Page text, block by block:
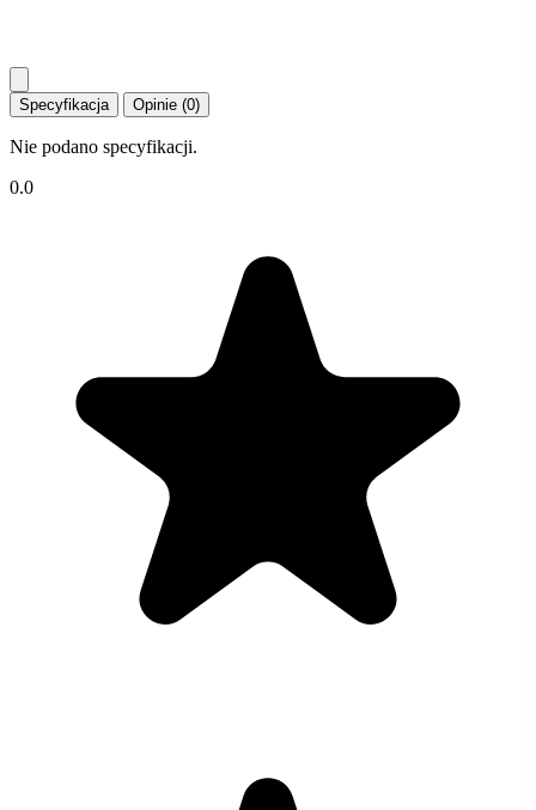
Specyfikacja Opinie (0)
Nie podano specyfikacji.
0.0